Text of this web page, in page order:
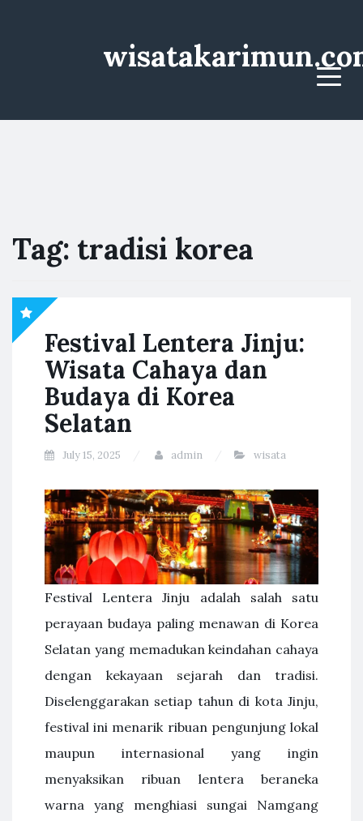
Menu
Tag: tradisi korea
Festival Lentera Jinju:
Wisata Cahaya dan
Budaya di Korea
Selatan
July 15, 2025 admin wisata
Festival Lentera Jinju adalah salah satu
perayaan budaya paling menawan di Korea
Selatan yang memadukan keindahan cahaya
dengan kekayaan sejarah dan tradisi.
Diselenggarakan setiap tahun di kota Jinju,
festival ini menarik ribuan pengunjung lokal
maupun internasional yang ingin
menyaksikan ribuan lentera beraneka
warna yang menghiasi sungai Namgang